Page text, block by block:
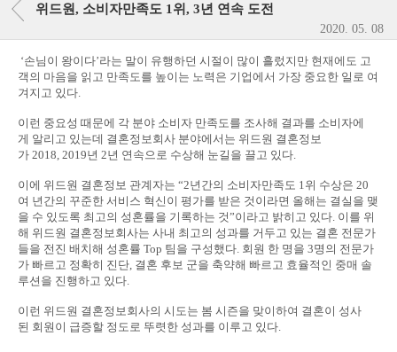
위드원, 소비자만족도 1위, 3년 연속 도전
2020. 05. 08
‘손님이 왕이다’라는 말이 유행하던 시절이 많이 흘렀지만 현재에도 고
객의 마음을 읽고 만족도를 높이는 노력은 기업에서 가장 중요한 일로 여
겨지고 있다.
이런 중요성 때문에 각 분야 소비자 만족도를 조사해 결과를 소비자에
게 알리고 있는데 결혼정보회사 분야에서는 위드원 결혼정보
가 2018, 2019년 2년 연속으로 수상해 눈길을 끌고 있다.
이에 위드원 결혼정보 관계자는 “2년간의 소비자만족도 1위 수상은 20
여 년간의 꾸준한 서비스 혁신이 평가를 받은 것이라면 올해는 결실을 맺
을 수 있도록 최고의 성혼률을 기록하는 것”이라고 밝히고 있다. 이를 위
해 위드원 결혼정보회사는 사내 최고의 성과를 거두고 있는 결혼 전문가
들을 전진 배치해 성혼률 Top 팀을 구성했다. 회원 한 명을 3명의 전문가
가 빠르고 정확히 진단, 결혼 후보 군을 축약해 빠르고 효율적인 중매 솔
루션을 진행하고 있다.
이런 위드원 결혼정보회사의 시도는 봄 시즌을 맞이하여 결혼이 성사
된 회원이 급증할 정도로 뚜렷한 성과를 이루고 있다.